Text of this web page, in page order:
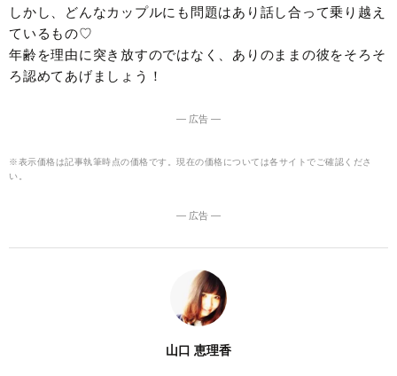
しかし、どんなカップルにも問題はあり話し合って乗り越え
ているもの♡
年齢を理由に突き放すのではなく、ありのままの彼をそろそ
ろ認めてあげましょう！
― 広告 ―
※表示価格は記事執筆時点の価格です。現在の価格については各サイトでご確認くださ
い。
― 広告 ―
山口 恵理香